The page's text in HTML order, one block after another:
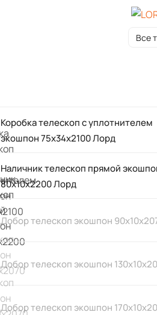
Все
Коробка телескоп с уплотнителем
экошпон 75х34х2100 Лорд
Наличник телескоп прямой
80х10х2200 Лорд
Добор телескоп экошпон
Добор телескоп экошпон
Добор телескоп экошпон